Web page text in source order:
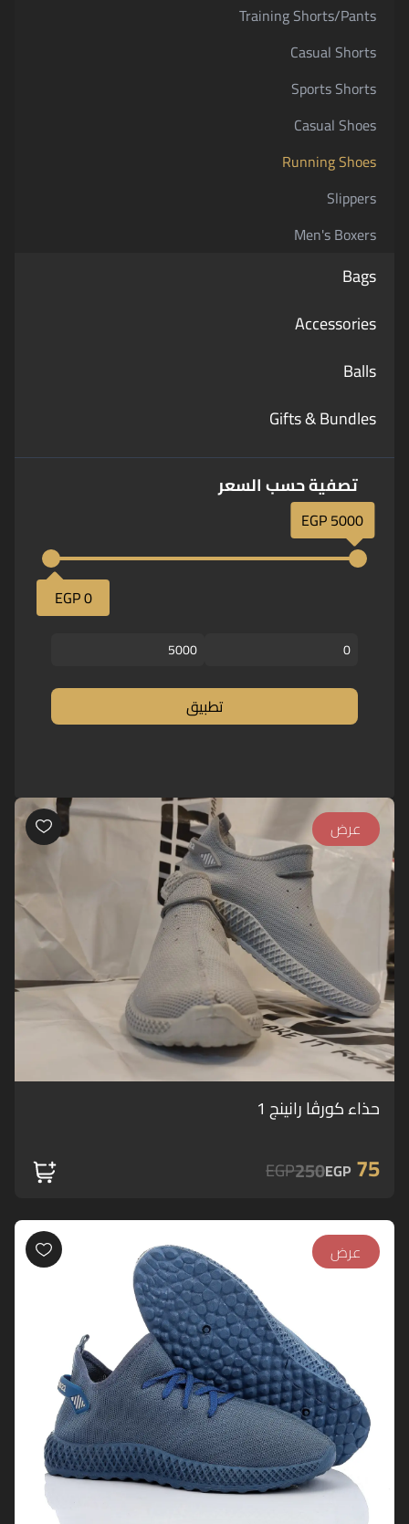
Training Shorts/Pants
Casual Shorts
Sports Shorts
Casual Shoes
Running Shoes
Slippers
Men's Boxers
Bags
Accessories
Balls
Gifts & Bundles
تصفية حسب السعر
0 EGP
5000 EGP
تطبيق
عرض
حذاء كورڤا رانينج 1
75
EGP
250
EGP
عرض